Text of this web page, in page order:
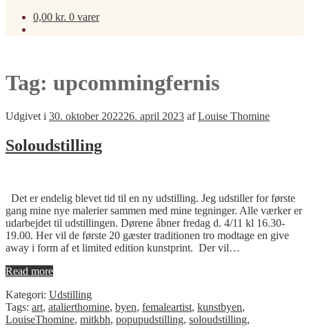
0,00 kr. 0 varer
Tag: upcommingfernis
Udgivet i 30. oktober 202226. april 2023 afLouise Thomine
Soloudstilling
Det er endelig blevet tid til en ny udstilling. Jeg udstiller for første
gang mine nye malerier sammen med mine tegninger. Alle værker er
udarbejdet til udstillingen. Dørene åbner fredag d. 4/11 kl 16.30-
19.00. Her vil de første 20 gæster traditionen tro modtage en give
away i form af et limited edition kunstprint. Der vil…
Read more
Kategori: Udstilling
Tags: art, atalierthomine, byen, femaleartist, kunstbyen,
LouiseThomine, mitkbh, popupudstilling, soloudstilling,